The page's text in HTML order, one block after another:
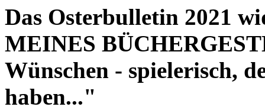
Das Osterbulletin 2021
MEINES
Wünschen - spielerisch,
haben..."